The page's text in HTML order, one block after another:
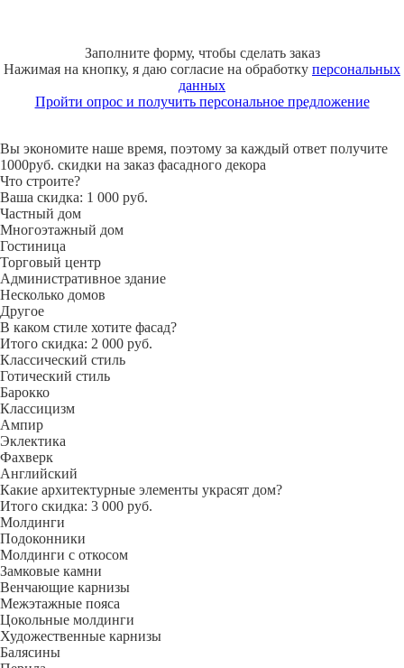
Заполните форму, чтобы сделать заказ
Нажимая на кнопку, я даю согласие на обработку персональных
данных
Пройти опрос и получить персональное предложение
Вы экономите наше время, поэтому за каждый ответ получите
1000руб. скидки на заказ фасадного декора
Что строите?
Ваша скидка: 1 000 руб.
Частный дом
Многоэтажный дом
Гостиница
Торговый центр
Административное здание
Несколько домов
Другое
В каком стиле хотите фасад?
Итого скидка: 2 000 руб.
Классический стиль
Готический стиль
Барокко
Классицизм
Ампир
Эклектика
Фахверк
Английский
Какие архитектурные элементы украсят дом?
Итого скидка: 3 000 руб.
Молдинги
Подоконники
Молдинги с откосом
Замковые камни
Венчающие карнизы
Межэтажные пояса
Цокольные молдинги
Художественные карнизы
Балясины